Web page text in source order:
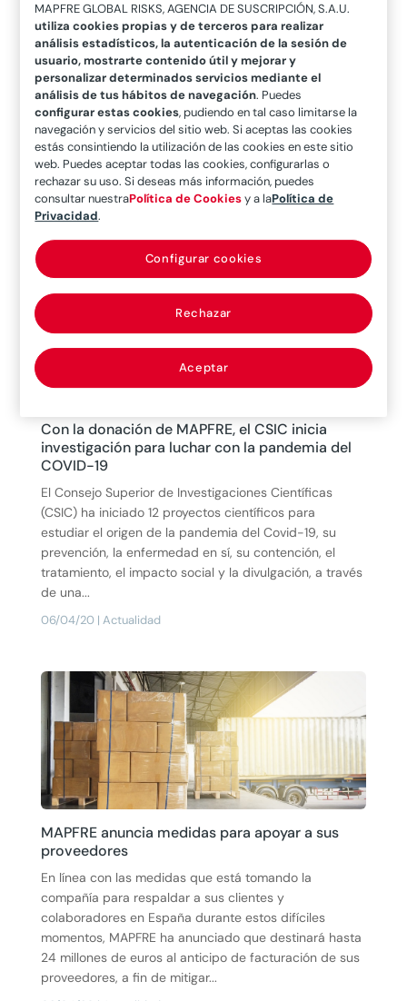
En los grandes desafíos es cuando un equipo da
lo mejor de sí…
20/04/20|
Compartimos un video que refleja la fuerza de los
equipos MAPFRE y su capacidad de seguir adelante
creando valor a pesar de las circunstancias.
#EnMAPFREmásUnidosQueNunca
Con la donación de MAPFRE, el CSIC inicia
investigación para luchar con la pandemia del
COVID-19
06/04/20| Actualidad
El Consejo Superior de Investigaciones Científicas
(CSIC) ha iniciado 12 proyectos científicos para
estudiar el origen de la pandemia del Covid-19, su
prevención, la enfermedad en sí, su contención, el
tratamiento, el impacto social y la divulgación, a través
de una...
MAPFRE anuncia medidas para apoyar a sus
proveedores
En línea con las medidas que está tomando la
compañía para respaldar a sus clientes y
colaboradores en España durante estos difíciles
momentos, MAPFRE ha anunciado que destinará hasta
24 millones de euros al anticipo de facturación de sus
proveedores, a fin de mitigar...
MAPFRE GLOBAL RISKS, AGENCIA DE SUSCRIPCIÓN, S.A.U.
utiliza cookies propias y de terceros para realizar
análisis estadísticos, la autenticación de la sesión de
usuario, mostrarte contenido útil y mejorar y
personalizar determinados servicios mediante el
análisis de tus hábitos de navegación. Puedes
configurar estas cookies, pudiendo en tal caso limitarse la
navegación y servicios del sitio web. Si aceptas las cookies
estás consintiendo la utilización de las cookies en este sitio
web. Puedes aceptar todas las cookies, configurarlas o
rechazar su uso. Si deseas más información, puedes
consultar nuestraPolítica de Cookiesy a laPolítica de
Privacidad.
Rechazar
Aceptar
Configurar cookies